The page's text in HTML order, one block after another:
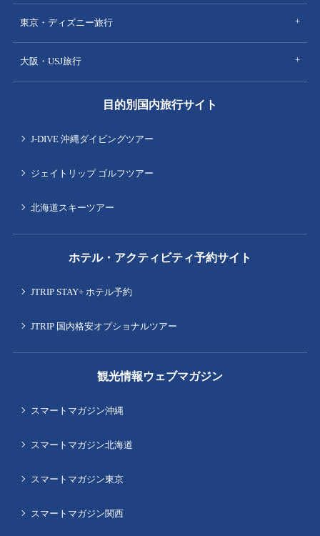
東京・ディズニー旅行
大阪・USJ旅行
目的別国内旅行サイト
J-DIVE 沖縄ダイビングツアー
ジェイトリップ ゴルフツアー
北海道スキーツアー
ホテル・アクティビティ予約サイト
JTRIP STAY+ ホテル予約
JTRIP 国内格安オプショナルツアー
観光情報ウェブマガジン
スマートマガジン沖縄
スマートマガジン北海道
スマートマガジン東京
スマートマガジン関西